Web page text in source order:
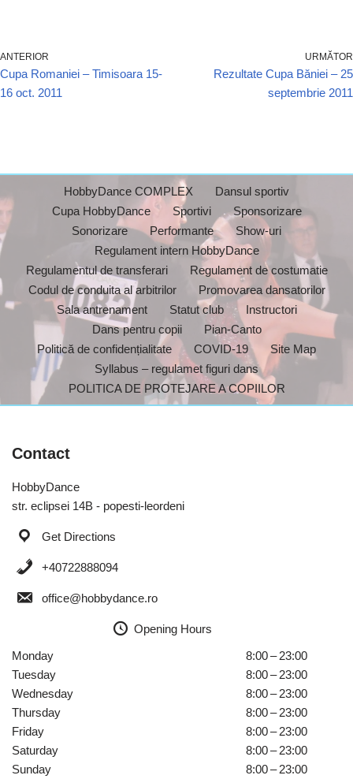
ANTERIOR
Cupa Romaniei – Timisoara 15-
16 oct. 2011
URMĂTOR
Rezultate Cupa Băniei – 25
septembrie 2011
HobbyDance COMPLEX
Dansul sportiv
Cupa HobbyDance
Sportivi
Sponsorizare
Sonorizare
Performante
Show-uri
Regulament intern HobbyDance
Regulamentul de transferari
Regulament de costumatie
Codul de conduita al arbitrilor
Promovarea dansatorilor
Sala antrenament
Statut club
Instructori
Dans pentru copii
Pian-Canto
Politică de confidențialitate
COVID-19
Site Map
Syllabus – regulamet figuri dans
POLITICA DE PROTEJARE A COPIILOR
Contact
HobbyDance
str. eclipsei 14B - popesti-leordeni
Get Directions
+40722888094
office@hobbydance.ro
Opening Hours
Monday
8:00 – 23:00
Tuesday
8:00 – 23:00
Wednesday
8:00 – 23:00
Thursday
8:00 – 23:00
Friday
8:00 – 23:00
Saturday
8:00 – 23:00
Sunday
8:00 – 23:00